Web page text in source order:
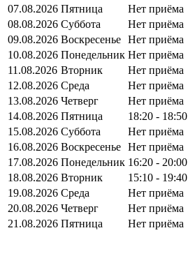
07.08.2026 Пятница Нет приёма
08.08.2026 Суббота Нет приёма
09.08.2026 Воскресенье Нет приёма
10.08.2026 Понедельник Нет приёма
11.08.2026 Вторник Нет приёма
12.08.2026 Среда Нет приёма
13.08.2026 Четверг Нет приёма
14.08.2026 Пятница 18:20 - 18:50
15.08.2026 Суббота Нет приёма
16.08.2026 Воскресенье Нет приёма
17.08.2026 Понедельник 16:20 - 20:00
18.08.2026 Вторник 15:10 - 19:40
19.08.2026 Среда Нет приёма
20.08.2026 Четверг Нет приёма
21.08.2026 Пятница Нет приёма